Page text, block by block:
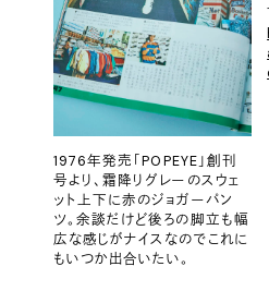
1976年発売「POPEYE」創刊
号より、霜降りグレーのスウェ
ット上下に赤のジョガーパン
ツ。余談だけど後ろの脚立も幅
広な感じがナイスなのでこれに
もいつか出合いたい。